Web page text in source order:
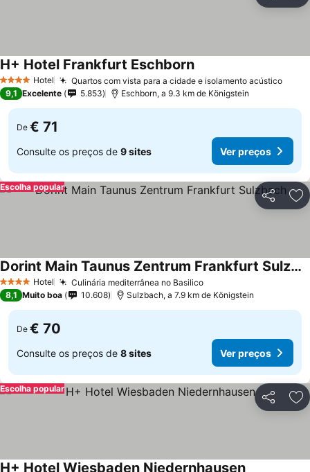
4 EstrelasHotel Quartos com vista para a cidade e isolamento acústico
H+ Hotel Frankfurt Eschborn
9,1 Excelente 5.853 Eschborn, a 9.3 km de Königstein
De € 71
Consulte os preços de 9 sites Ver preços
Partilhar
Escolha popular
4 EstrelasHotel Culinária mediterrânea no Basilico
Dorint Main Taunus Zentrum Frankfurt Sulzbach
8,1 Muito boa 10.608 Sulzbach, a 7.9 km de Königstein
De € 70
Consulte os preços de 8 sites Ver preços
Partilhar
Escolha popular
H+ Hotel Wiesbaden Niedernhausen